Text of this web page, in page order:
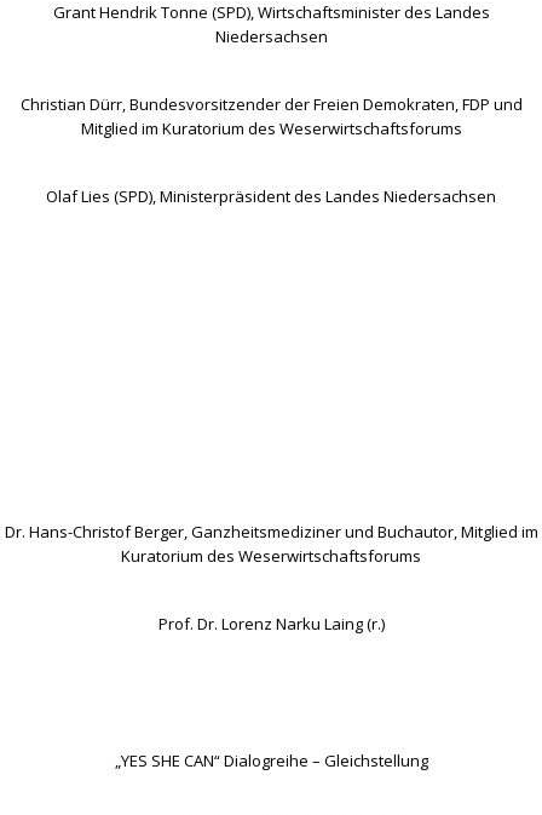
Grant Hendrik Tonne (SPD), Wirtschaftsminister des Landes
Niedersachsen
Christian Dürr, Bundesvorsitzender der Freien Demokraten, FDP und
Mitglied im Kuratorium des Weserwirtschaftsforums
Olaf Lies (SPD), Ministerpräsident des Landes Niedersachsen
Dr. Hans-Christof Berger, Ganzheitsmediziner und Buchautor, Mitglied im
Kuratorium des Weserwirtschaftsforums
Prof. Dr. Lorenz Narku Laing (r.)
„YES SHE CAN“ Dialogreihe – Gleichstellung